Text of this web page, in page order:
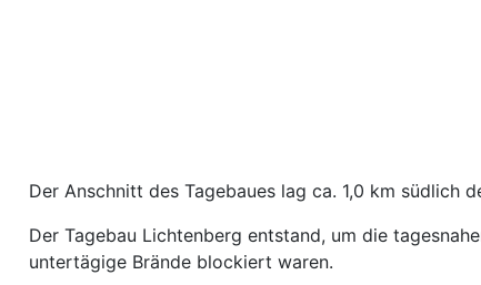
Der Anschnitt des Tagebaues lag ca. 1,0 km südlich
Der Tagebau Lichtenberg entstand, um die
untertägige Brände blockiert waren.